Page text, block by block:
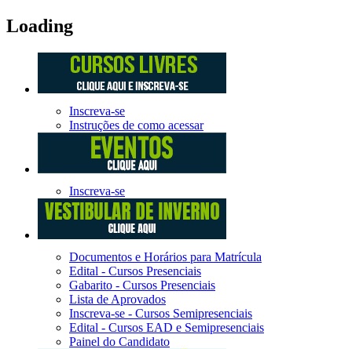
Loading
Inscreva-se
Instruções de como acessar
Inscreva-se
Documentos e Horários para Matrícula
Edital - Cursos Presenciais
Gabarito - Cursos Presenciais
Lista de Aprovados
Inscreva-se - Cursos Semipresenciais
Edital - Cursos EAD e Semipresenciais
Painel do Candidato